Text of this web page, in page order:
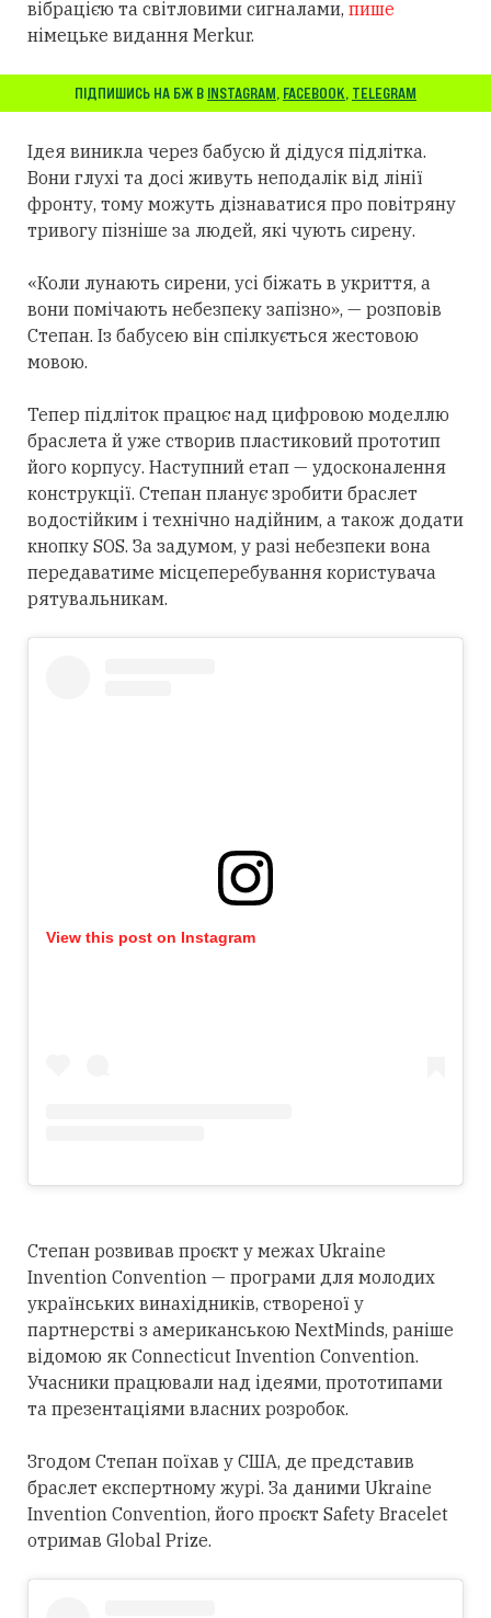
вібрацією та світловими сигналами, пише
німецьке видання Merkur.
ПІДПИШИСЬ НА БЖ В INSTAGRAM, FACEBOOK, TELEGRAM
Ідея виникла через бабусю й дідуся підлітка.
Вони глухі та досі живуть неподалік від лінії
фронту, тому можуть дізнаватися про повітряну
тривогу пізніше за людей, які чують сирену.
«Коли лунають сирени, усі біжать в укриття, а
вони помічають небезпеку запізно», — розповів
Степан. Із бабусею він спілкується жестовою
мовою.
Тепер підліток працює над цифровою моделлю
браслета й уже створив пластиковий прототип
його корпусу. Наступний етап — удосконалення
конструкції. Степан планує зробити браслет
водостійким і технічно надійним, а також додати
кнопку SOS. За задумом, у разі небезпеки вона
передаватиме місцеперебування користувача
рятувальникам.
View this post on Instagram
Степан розвивав проєкт у межах Ukraine
Invention Convention — програми для молодих
українських винахідників, створеної у
партнерстві з американською NextMinds, раніше
відомою як Connecticut Invention Convention.
Учасники працювали над ідеями, прототипами
та презентаціями власних розробок.
Згодом Степан поїхав у США, де представив
браслет експертному журі. За даними Ukraine
Invention Convention, його проєкт Safety Bracelet
отримав Global Prize.